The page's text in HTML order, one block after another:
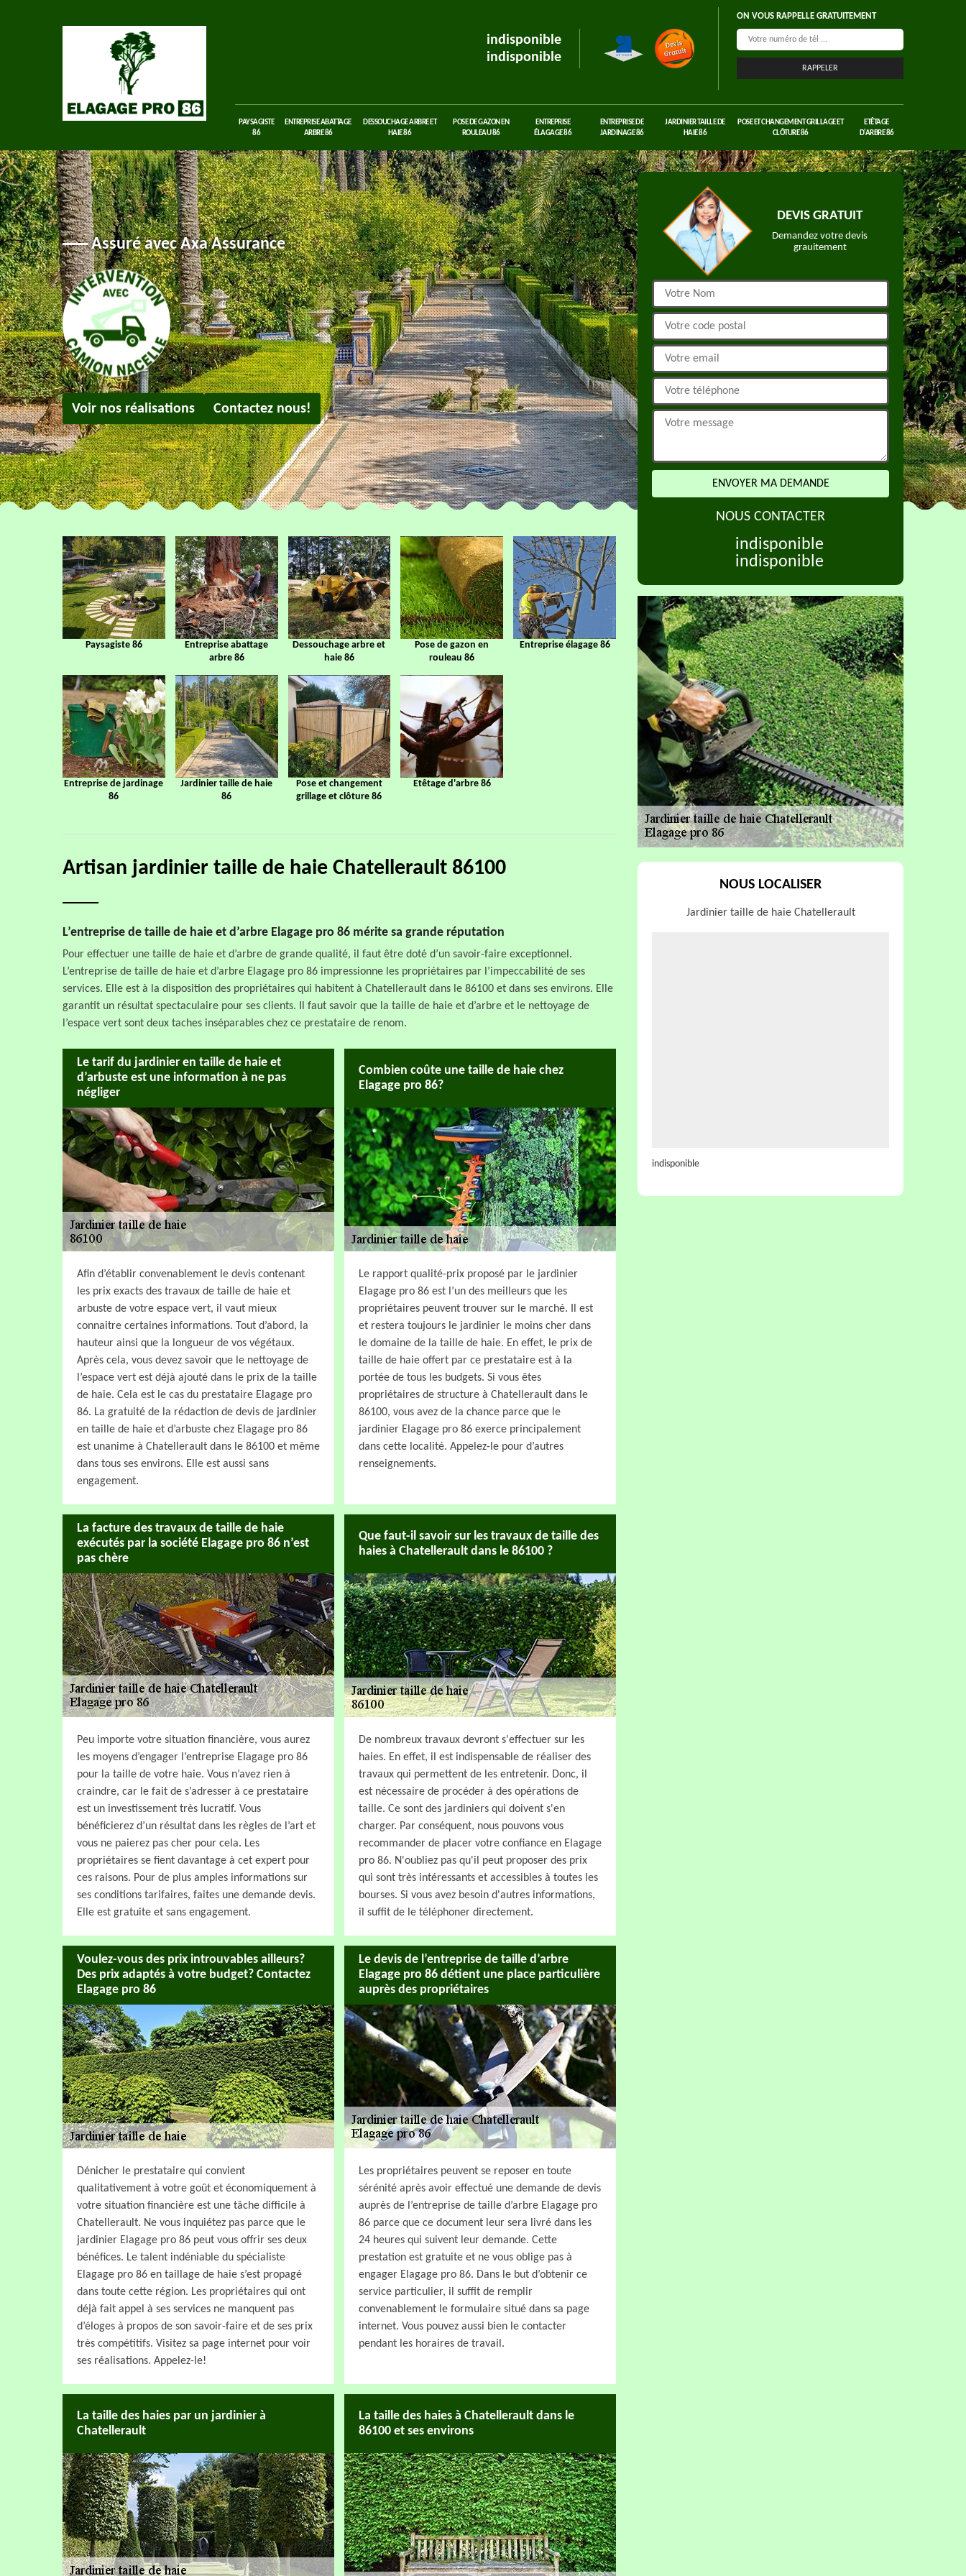
indisponible
indisponible
ON VOUS RAPPELLE GRATUITEMENT
PAYSAGISTE
86
ENTREPRISE ABATTAGE
ARBRE 86
DESSOUCHAGE ARBRE ET
HAIE 86
POSE DE GAZON EN
ROULEAU 86
ENTREPRISE
ÉLAGAGE 86
ENTREPRISE DE
JARDINAGE 86
JARDINIER TAILLE DE
HAIE 86
POSE ET CHANGEMENT GRILLAGE ET
CLÔTURE 86
ETÊTAGE
D'ARBRE 86
Assuré avec Axa Assurance
Voir nos réalisations Contactez nous!
Paysagiste 86
Entreprise abattage
arbre 86
Dessouchage arbre et
haie 86
Pose de gazon en
rouleau 86
Entreprise élagage 86
Entreprise de jardinage
86
Jardinier taille de haie
86
Pose et changement
grillage et clôture 86
Etêtage d'arbre 86
Artisan jardinier taille de haie Chatellerault 86100
L’entreprise de taille de haie et d’arbre Elagage pro 86 mérite sa grande réputation
Pour effectuer une taille de haie et d’arbre de grande qualité, il faut être doté d’un savoir-faire exceptionnel.
L’entreprise de taille de haie et d’arbre Elagage pro 86 impressionne les propriétaires par l’impeccabilité de ses
services. Elle est à la disposition des propriétaires qui habitent à Chatellerault dans le 86100 et dans ses environs. Elle
garantit un résultat spectaculaire pour ses clients. Il faut savoir que la taille de haie et d’arbre et le nettoyage de
l’espace vert sont deux taches inséparables chez ce prestataire de renom.
Le tarif du jardinier en taille de haie et
d’arbuste est une information à ne pas
négliger
Afin d’établir convenablement le devis contenant
les prix exacts des travaux de taille de haie et
arbuste de votre espace vert, il vaut mieux
connaitre certaines informations. Tout d’abord, la
hauteur ainsi que la longueur de vos végétaux.
Après cela, vous devez savoir que le nettoyage de
l’espace vert est déjà ajouté dans le prix de la taille
de haie. Cela est le cas du prestataire Elagage pro
86. La gratuité de la rédaction de devis de jardinier
en taille de haie et d’arbuste chez Elagage pro 86
est unanime à Chatellerault dans le 86100 et même
dans tous ses environs. Elle est aussi sans
engagement.
Combien coûte une taille de haie chez
Elagage pro 86?
Le rapport qualité-prix proposé par le jardinier
Elagage pro 86 est l’un des meilleurs que les
propriétaires peuvent trouver sur le marché. Il est
et restera toujours le jardinier le moins cher dans
le domaine de la taille de haie. En effet, le prix de
taille de haie offert par ce prestataire est à la
portée de tous les budgets. Si vous êtes
propriétaires de structure à Chatellerault dans le
86100, vous avez de la chance parce que le
jardinier Elagage pro 86 exerce principalement
dans cette localité. Appelez-le pour d’autres
renseignements.
La facture des travaux de taille de haie
exécutés par la société Elagage pro 86 n’est
pas chère
Peu importe votre situation financière, vous aurez
les moyens d’engager l’entreprise Elagage pro 86
pour la taille de votre haie. Vous n’avez rien à
craindre, car le fait de s’adresser à ce prestataire
est un investissement très lucratif. Vous
bénéficierez d’un résultat dans les règles de l’art et
vous ne paierez pas cher pour cela. Les
propriétaires se fient davantage à cet expert pour
ces raisons. Pour de plus amples informations sur
ses conditions tarifaires, faites une demande devis.
Elle est gratuite et sans engagement.
Que faut-il savoir sur les travaux de taille des
haies à Chatellerault dans le 86100 ?
De nombreux travaux devront s'effectuer sur les
haies. En effet, il est indispensable de réaliser des
travaux qui permettent de les entretenir. Donc, il
est nécessaire de procéder à des opérations de
taille. Ce sont des jardiniers qui doivent s'en
charger. Par conséquent, nous pouvons vous
recommander de placer votre confiance en Elagage
pro 86. N'oubliez pas qu'il peut proposer des prix
qui sont très intéressants et accessibles à toutes les
bourses. Si vous avez besoin d'autres informations,
il suffit de le téléphoner directement.
Voulez-vous des prix introuvables ailleurs?
Des prix adaptés à votre budget? Contactez
Elagage pro 86
Dénicher le prestataire qui convient
qualitativement à votre goût et économiquement à
votre situation financière est une tâche difficile à
Chatellerault. Ne vous inquiétez pas parce que le
jardinier Elagage pro 86 peut vous offrir ses deux
bénéfices. Le talent indéniable du spécialiste
Elagage pro 86 en taillage de haie s’est propagé
dans toute cette région. Les propriétaires qui ont
déjà fait appel à ses services ne manquent pas
d’éloges à propos de son savoir-faire et de ses prix
très compétitifs. Visitez sa page internet pour voir
ses réalisations. Appelez-le!
Le devis de l’entreprise de taille d’arbre
Elagage pro 86 détient une place particulière
auprès des propriétaires
Les propriétaires peuvent se reposer en toute
sérénité après avoir effectué une demande de devis
auprès de l’entreprise de taille d’arbre Elagage pro
86 parce que ce document leur sera livré dans les
24 heures qui suivent leur demande. Cette
prestation est gratuite et ne vous oblige pas à
engager Elagage pro 86. Dans le but d’obtenir ce
service particulier, il suffit de remplir
convenablement le formulaire situé dans sa page
internet. Vous pouvez aussi bien le contacter
pendant les horaires de travail.
La taille des haies par un jardinier à
Chatellerault
La taille des haies à Chatellerault dans le
86100 et ses environs
DEVIS GRATUIT
Demandez votre devis
grauitement
NOUS CONTACTER
indisponible
indisponible
NOUS LOCALISER
Jardinier taille de haie Chatellerault
indisponible